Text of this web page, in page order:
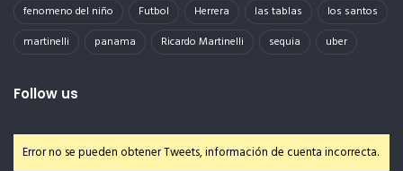
fenomeno del niño
Futbol Herrera las tablas
los santos
martinelli
panama Ricardo Martinelli sequia uber
Follow us
Error no se pueden obtener Tweets, información de cuenta incorrecta.